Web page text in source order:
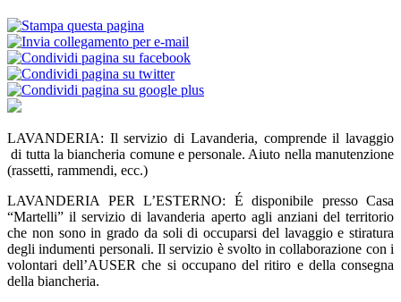
LAVANDERIA: Il servizio di Lavanderia, comprende il lavaggio
di tutta la biancheria comune e personale. Aiuto nella manutenzione
(rassetti, rammendi, ecc.)
LAVANDERIA PER L’ESTERNO: É disponibile presso Casa
“Martelli” il servizio di lavanderia aperto agli anziani del territorio
che non sono in grado da soli di occuparsi del lavaggio e stiratura
degli indumenti personali. Il servizio è svolto in collaborazione con i
volontari dell’AUSER che si occupano del ritiro e della consegna
della biancheria.